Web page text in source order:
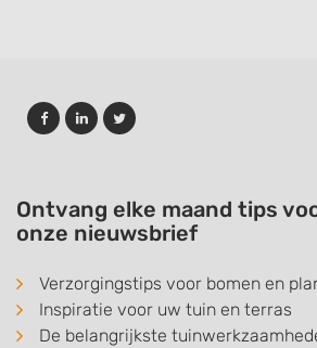
Ontvang elke maand tips
onze nieuwsbrief
Verzorgingstips voor bomen en
Inspiratie voor uw tuin en terras
De belangrijkste